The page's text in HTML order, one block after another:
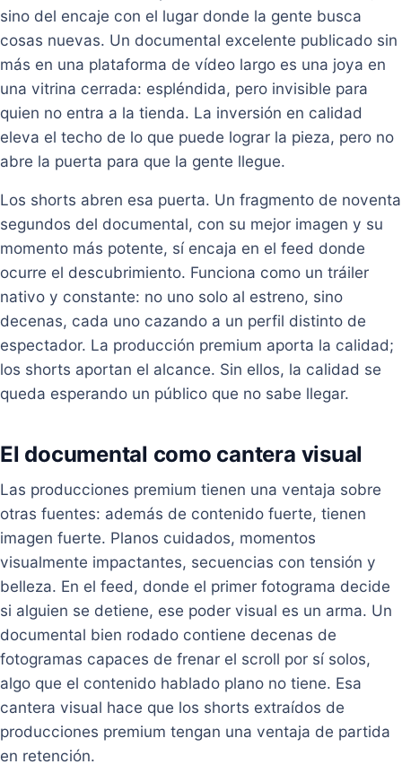
sino del encaje con el lugar donde la gente busca
cosas nuevas. Un documental excelente publicado sin
más en una plataforma de vídeo largo es una joya en
una vitrina cerrada: espléndida, pero invisible para
quien no entra a la tienda. La inversión en calidad
eleva el techo de lo que puede lograr la pieza, pero no
abre la puerta para que la gente llegue.
Los shorts abren esa puerta. Un fragmento de noventa
segundos del documental, con su mejor imagen y su
momento más potente, sí encaja en el feed donde
ocurre el descubrimiento. Funciona como un tráiler
nativo y constante: no uno solo al estreno, sino
decenas, cada uno cazando a un perfil distinto de
espectador. La producción premium aporta la calidad;
los shorts aportan el alcance. Sin ellos, la calidad se
queda esperando un público que no sabe llegar.
El documental como cantera visual
Las producciones premium tienen una ventaja sobre
otras fuentes: además de contenido fuerte, tienen
imagen fuerte. Planos cuidados, momentos
visualmente impactantes, secuencias con tensión y
belleza. En el feed, donde el primer fotograma decide
si alguien se detiene, ese poder visual es un arma. Un
documental bien rodado contiene decenas de
fotogramas capaces de frenar el scroll por sí solos,
algo que el contenido hablado plano no tiene. Esa
cantera visual hace que los shorts extraídos de
producciones premium tengan una ventaja de partida
en retención.